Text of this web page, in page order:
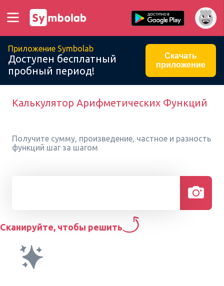
Приложение Symbolab
Доступен бесплатный
пробный период!
Скачать
приложение
Калькулятор Арифметических Функций
Получите сумму, произведение, частное и разность
функций шаг за шагом
Сканируйте, чтобы решить